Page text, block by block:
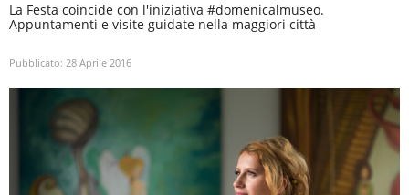
La Festa coincide con l'iniziativa #domenicalmuseo.
Appuntamenti e visite guidate nella maggiori città
Pubblicato: 28 Aprile 2016